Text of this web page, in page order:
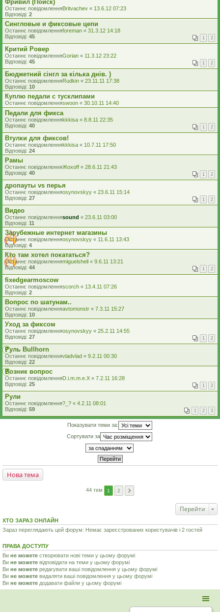
Фривил (Поиск)
Останнє повідомленняBritvachev « 13.6.12 07:23
Відповіді: 2
Сингловые и фиксовые цепи
Останнє повідомленняforeman « 31.3.12 14:18
Відповіді: 45 1 2
Критий Ровер
Останнє повідомленняGorian « 11.3.12 23:22
Відповіді: 45 1 2
Бюджетний сінгл за кілька днів. )
Останнє повідомленняRudkin « 23.11.11 17:38
Відповіді: 10
Куплю педали с тусклипами
Останнє повідомленняswoon « 30.10.11 14:40
Педали для фикса
Останнє повідомленняkkkisa « 8.8.11 22:35
Відповіді: 40 1 2
Втулки для фиксов!
Останнє повідомленняkkkisa « 10.7.11 17:50
Відповіді: 24
Рамы
Останнє повідомленняЖохоff « 28.6.11 21:43
Відповіді: 40 1 2
дропауты vs перья
Останнє повідомленняosynovskyy « 23.6.11 15:14
Відповіді: 27 1 2
Видео
Останнє повідомленняsound « 23.6.11 03:00
Відповіді: 11
Зарубежные интернет магазины
Останнє повідомленняosynovskyy « 11.6.11 13:43
Відповіді: 4
Кто там хотел покататься?
Останнє повідомленняmiguelshell « 9.6.11 13:21
Відповіді: 44 1 2
fixedgearmoscow
Останнє повідомленняscorch « 13.4.11 07:26
Відповіді: 2
Вопрос по шатунам..
Останнє повідомленняavtomonstr « 7.3.11 15:27
Відповіді: 10
Уход за фиксом
Останнє повідомленняosynovskyy « 25.2.11 14:55
Відповіді: 27 1 2
Руль Bullhorn
Останнє повідомленняvladvlad « 9.2.11 00:30
Відповіді: 22
Возник вопрос
Останнє повідомленняD.i.m.m.e.X « 7.2.11 16:28
Відповіді: 25 1 2
Рули
Останнє повідомлення?_? « 4.2.11 08:01
Відповіді: 59 1 2 3
Показувати теми за:
Сортувати за
Нова тема
44 тем 1 2
Перейти
ХТО ЗАРАЗ ОНЛАЙН
Зараз переглядають цей форум: Немає зареєстрованих користувачів і 2 гостей
ПРАВА ДОСТУПУ
Ви не можете створювати нові теми у цьому форумі
Ви не можете відповідати на теми у цьому форумі
Ви не можете редагувати ваші повідомлення у цьому форумі
Ви не можете видаляти ваші повідомлення у цьому форумі
Ви не можете додавати файли у цьому форумі